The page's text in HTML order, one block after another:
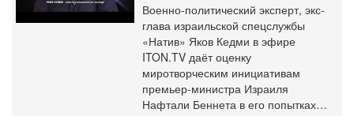
Военно-политический эксперт, экс-
глава израильской спецслужбы
«Натив» Яков Кедми в эфире
ITON.TV даёт оценку
миротворческим инициативам
премьер-министра Израиля
Нафтали Беннета в его попытках…